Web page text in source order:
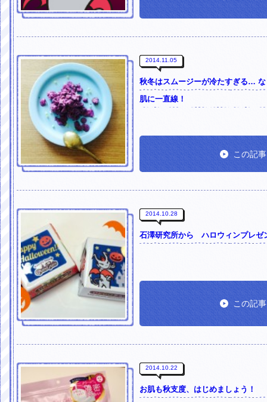
2014.11.05
秋冬はスムージーが冷たすぎる…
肌に一直線！
この記
2014.10.28
石澤研究所から ハロウィンプレゼ
この記
2014.10.22
お肌も秋支度、はじめましょう！